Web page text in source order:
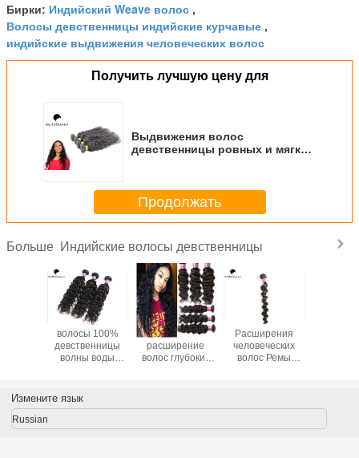
Бирки: Индийский Weave волос ,
Волосы девственницы индийские курчавые ,
индийские выдвижения человеческих волос
Получить лучшую цену для
Выдвижения волос
девственницы ровных и мягких
Продолжать
Больше Индийские волосы девственницы
для
волосы 100%
девственницы
волны воды
Уньпросессед
никакой линять,
свободно
Ранг
расширение
волос глубоких
100% волны 7А
Расширения
человеческих
волос Ремы
свободный
Измените язык
Russian